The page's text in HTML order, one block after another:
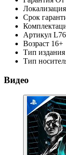
Локализация
Срок
Артикул
Возраст 16+
Тип издания
Тип
Видео